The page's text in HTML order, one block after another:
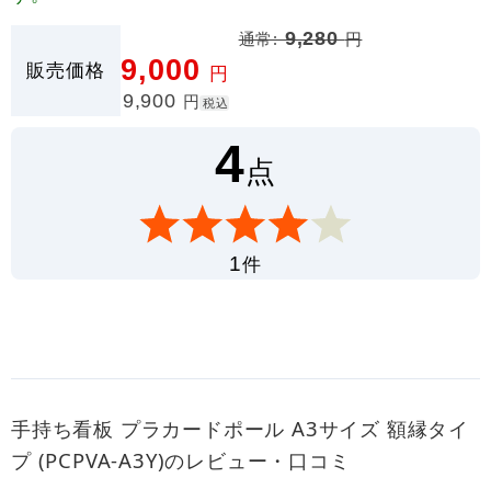
販売価格
通常:9,280円
9,000 円
9,900 円 税込
4点
1件
手持ち看板 プラカードポール A3サイズ 額縁タイ
プ (PCPVA-A3Y)のレビュー・口コミ